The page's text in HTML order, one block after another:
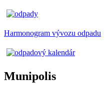
Harmonogram vývozu odpadu
Munipolis